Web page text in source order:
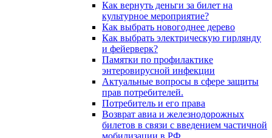
Как вернуть деньги за билет на
культурное мероприятие?
Как выбрать новогоднее дерево
Как выбрать электрическую гирлянду
и фейерверк?
Памятки по профилактике
энтеровирусной инфекции
Актуальные вопросы в сфере защиты
прав потребителей.
Потребитель и его права
Возврат авиа и железнодорожных
билетов в связи с введением частичной
мобилизации в РФ